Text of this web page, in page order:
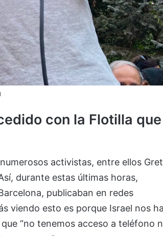
con la Flotilla que
activistas, entre ellos
durante estas últimas horas,
publicaban en redes
viendo esto es porque Israel nos
“no tenemos acceso a teléfono